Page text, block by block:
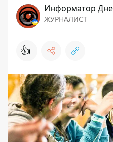
Информатор
ЖУРНАЛИСТ
👍